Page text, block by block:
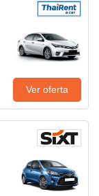
Ver oferta